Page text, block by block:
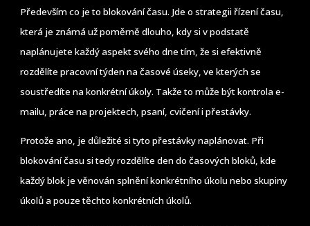
Především co je to blokování času. Jde o strategii řízení času,
která je známá už poměrně dlouho, kdy si v podstatě
naplánujete každý aspekt svého dne tím, že si efektivně
rozdělíte pracovní týden na časové úseky, ve kterých se
soustředíte na konkrétní úkoly. Takže to může být kontrola e-
mailu, práce na projektech, psaní, cvičení i přestávky.
Protože ano, je důležité si tyto přestávky naplánovat. Při
blokování času si tedy rozdělíte den do časových bloků, kde
každý blok je věnován splnění konkrétního úkolu nebo skupiny
úkolů a pouze těchto konkrétních úkolů.